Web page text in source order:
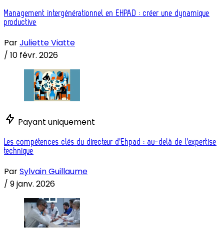
Management intergénérationnel en EHPAD : créer une dynamique
productive
ParJuliette Viatte
/ 10 févr. 2026
Payant uniquement
Les compétences clés du directeur d'Ehpad : au-delà de l'expertise
technique
ParSylvain Guillaume
/ 9 janv. 2026